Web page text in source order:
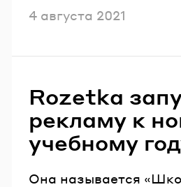
Опубликовано
4 августа 2021
Rozetka
рекламу к
учебному
Она называется